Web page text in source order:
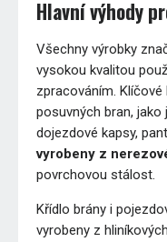
Hlavní výhody
Všechny výrobky
vysokou kvalitou
zpracováním.
posuvných bran, jako
dojezdové kapsy,
vyrobeny z
povrchovou stálost.
Křídlo brány i
vyrobeny z